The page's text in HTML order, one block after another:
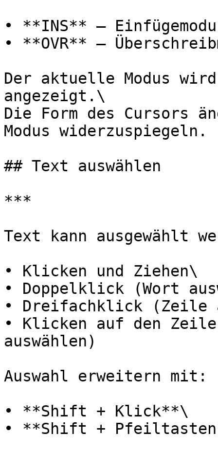
• **INS** –
• **OVR** –
Der aktuelle Modus
angezeigt.\
Die Form des Cursors
Modus widerzuspiegeln.
## Text auswählen
***
Text kann ausgewählt
• Klicken und Ziehen\
• Doppelklick (Wort
• Dreifachklick (Zeile
• Klicken auf den
auswählen)
Auswahl erweitern mit:
• **Shift + Klick**\
• **Shift +